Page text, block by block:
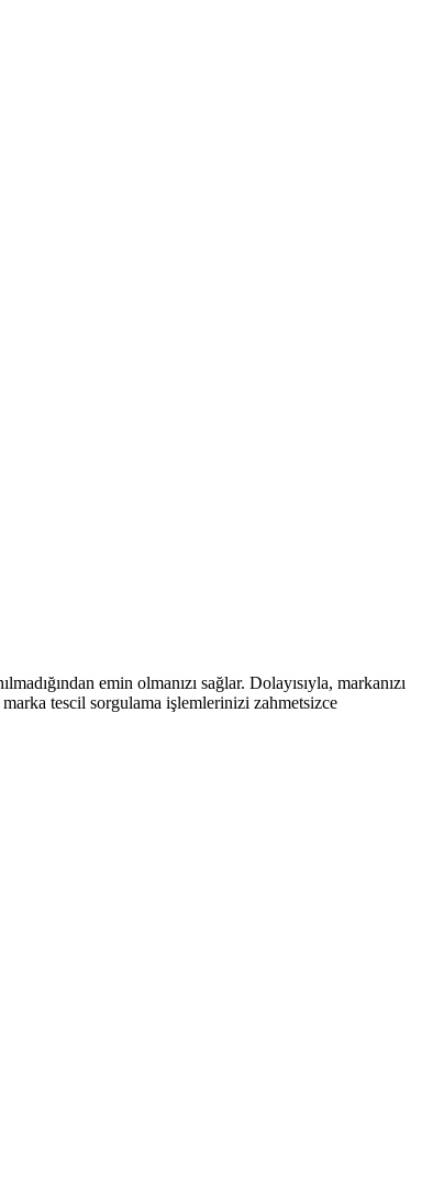
emin olmanızı sağlar. Dolayısıyla, markanızı
tescil sorgulama işlemlerinizi zahmetsizce